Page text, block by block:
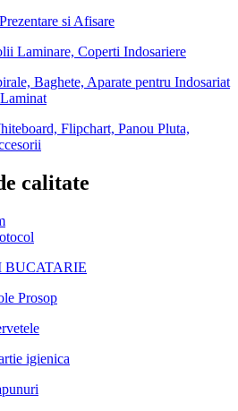
si Afisare
Laminare, Coperti Indosariere
Baghete, Aparate pentru Indosariat
Flipchart, Panou Pluta,
calitate
BUCATARIE
Prosop
igienica